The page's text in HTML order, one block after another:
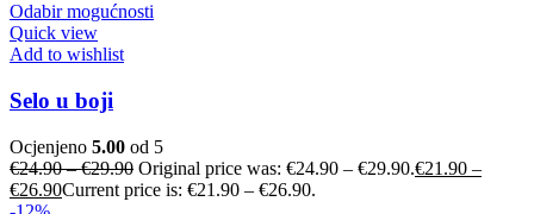
Odabir mogućnosti
Quick view
Add to wishlist
Selo u boji
Ocjenjeno 5.00 od 5
€24.90–€29.90 Original price was: €24.90 – €29.90.€21.90 –
€26.90Current price is: €21.90 – €26.90.